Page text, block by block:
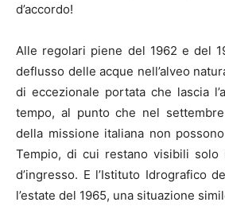
d’accordo!
Alle regolari piene del 1962 e del
deflusso delle acque nell’alveo
di eccezionale portata che lascia
tempo, al punto che nel
della missione italiana non
Tempio, di cui restano visibili
d’ingresso. E l’Istituto Idrografico
l’estate del 1965, una situazione